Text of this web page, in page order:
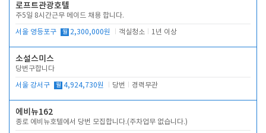
로프트관광호텔
주5일 8시간근무 메이드 채용 합니다.
서울 영등포구 월 2,300,000원 객실청소 1년 이상
소설스미스
당번구합니다
서울 강서구 월 4,924,730원 당번 경력무관
에비뉴162
종로 에비뉴호텔에서 당번 모집합니다.(주차업무 없습니다.)